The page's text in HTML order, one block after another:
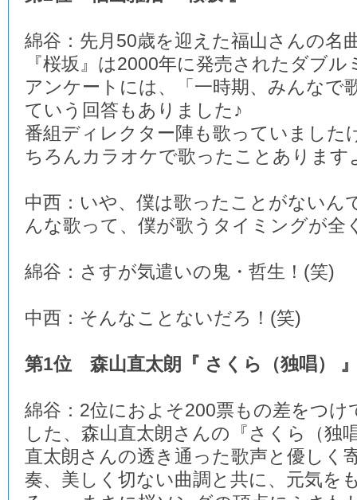
綿谷：先月50歳を迎えた福山さんの名
『桜坂』は2000年に発売されたダブ
アンケートには、「一時期、みんなで
ていう回答もありました♪
番組ディレクター陣も歌っていました
ちろんカラオケで歌ったことあります
中西：いや、僕は歌ったことがない
んな歌って、僕が歌うタイミングが全
綿谷：さすが気遣いの鬼・哲生！(笑)
中西：そんなことないだろ！(笑)
第1位 森山直太朗『 さくら（独唱）
綿谷：2位におよそ200票もの差をつけ
した、森山直太朗さんの『さくら（独
直太朗さんの透き通った歌声と優しく
奏、美しく切ない曲調と共に、元気を